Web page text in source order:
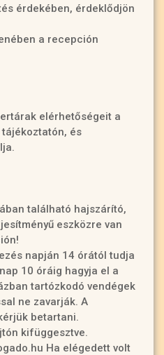
érdekében, érdeklődjön
a recepción
elérhetőségeit a
és
található hajszárító,
eszközre van
napján 14 órától tudja
10 óráig hagyja el a
tartózkodó vendégek
ne zavarják. A
betartani.
kifüggesztve.
Ha elégedett volt